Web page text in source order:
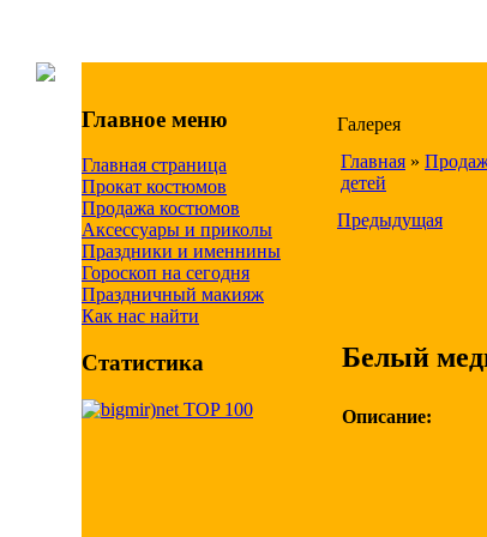
Главное меню
Главная страница
Прокат костюмов
Продажа костюмов
Аксессуары и приколы
Праздники и именнины
Гороскоп на сегодня
Праздничный макияж
Как нас найти
Статистика
Галерея
Главная »
детей
Предыдущая
Белый
Описание: